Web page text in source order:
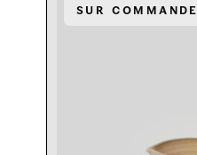
Sur commande